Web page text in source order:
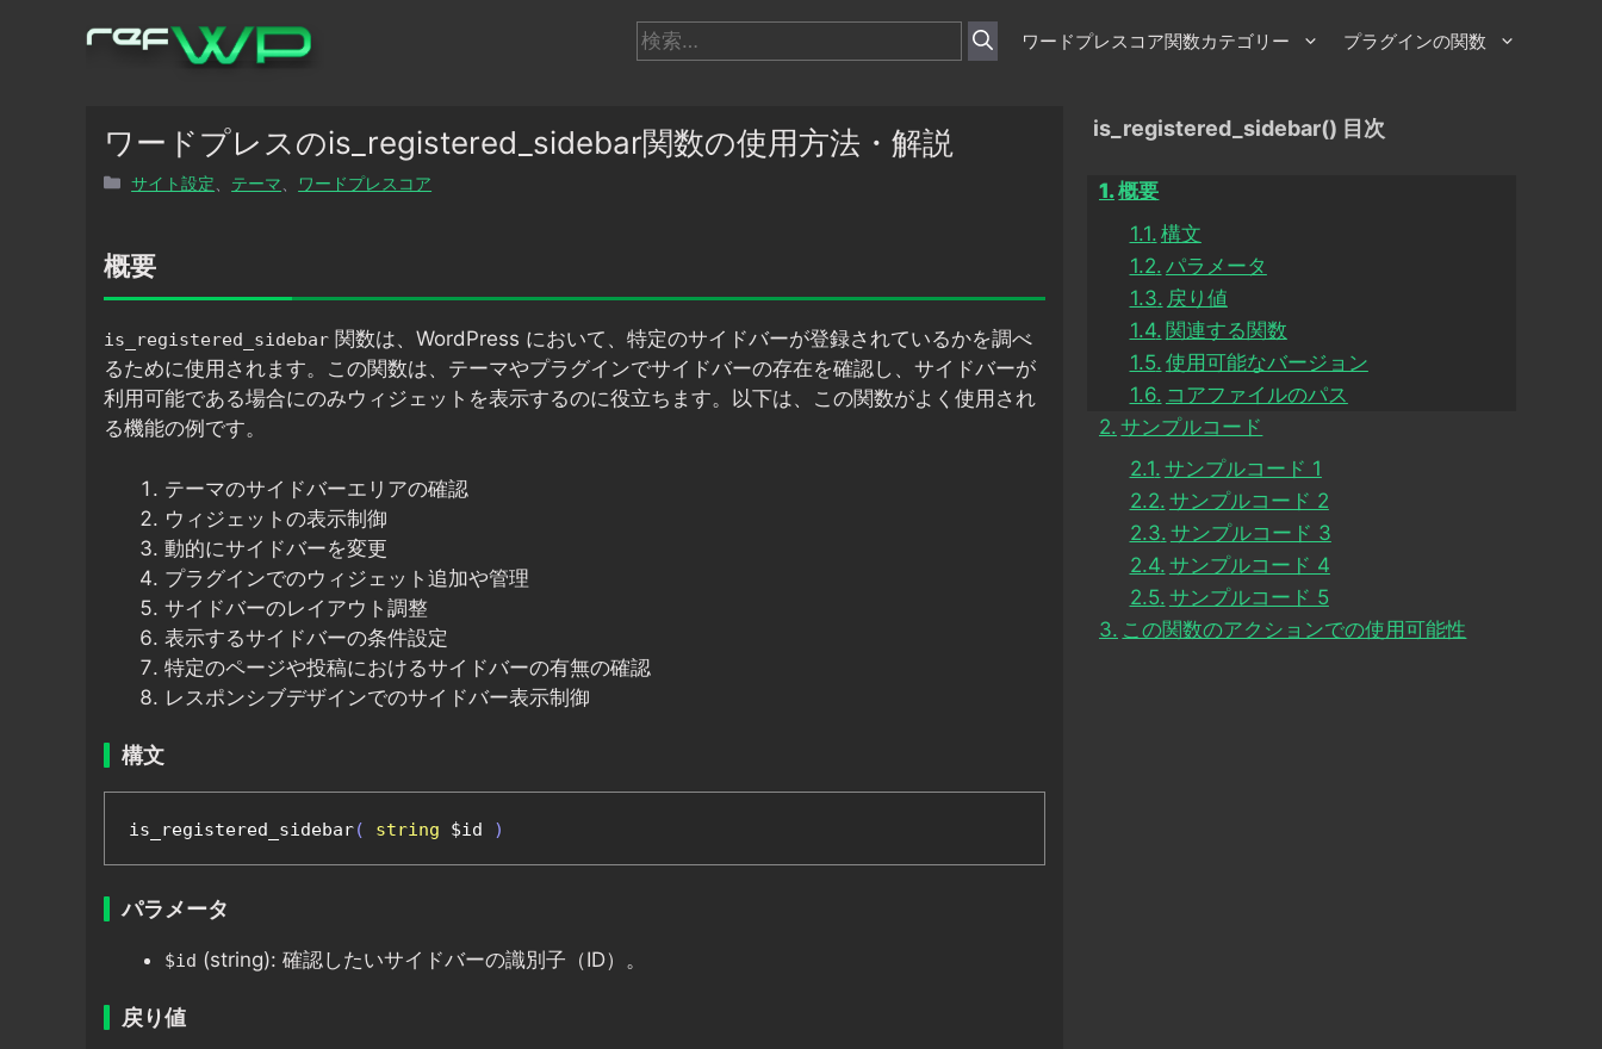
検
索:
ワードプレスコア関数カテゴリー プラグインの関数
ワードプレスのis_registered_sidebar関数の使用方法・解説
カ
リ
ー
サイト設定 テーマ ワードプレスコア
概要
is_registered_sidebar 関数は、WordPress において、特定のサイドバーが登録されているかを調べ
るために使用されます。この関数は、テーマやプラグインでサイドバーの存在を確認し、サイドバーが
利用可能である場合にのみウィジェットを表示するのに役立ちます。以下は、この関数がよく使用され
る機能の例です。
テーマのサイドバーエリアの確認
ウィジェットの表示制御
動的にサイドバーを変更
プラグインでのウィジェット追加や管理
サイドバーのレイアウト調整
表示するサイドバーの条件設定
特定のページや投稿におけるサイドバーの有無の確認
レスポンシブデザインでのサイドバー表示制御
構文
is_registered_sidebar( string $id )
パラメータ
$id (string): 確認したいサイドバーの識別子（ID）。
戻り値
is_registered_sidebar() 目次
概要
構文
パラメータ
戻り値
関連する関数
使用可能なバージョン
コアファイルのパス
サンプルコード
サンプルコード 1
サンプルコード 2
サンプルコード 3
サンプルコード 4
サンプルコード 5
この関数のアクションでの使用可能性